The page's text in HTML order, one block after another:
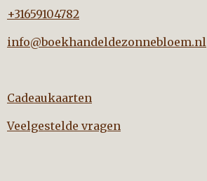
+31659104782
info@boekhandeldezonnebloem.nl
Cadeaukaarten
Veelgestelde vragen